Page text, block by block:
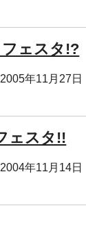
ェスタ!?
年11月27日
ェスタ!!
年11月14日